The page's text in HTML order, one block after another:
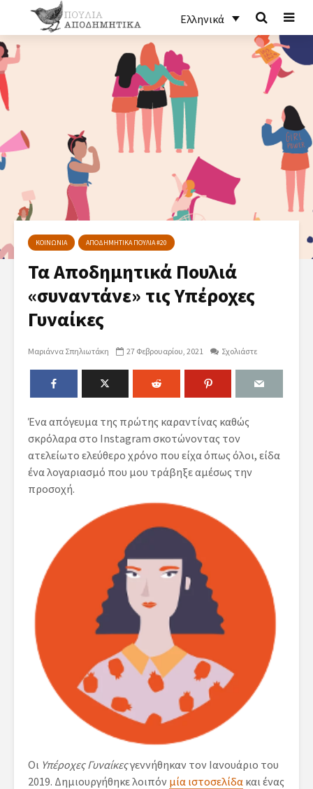
Ελληνικά
ΚΟΙΝΩΝΙΑ ΑΠΟΔΗΜΗΤΙΚΑ ΠΟΥΛΙΑ #20
Τα Αποδημητικά Πουλιά
«συναντάνε» τις Υπέροχες
Γυναίκες
Μαριάννα Σπηλιωτάκη 27 Φεβρουαρίου, 2021 Σχολιάστε
Ένα απόγευμα της πρώτης καραντίνας καθώς
σκρόλαρα στο Instagram σκοτώνοντας τον
ατελείωτο ελεύθερο χρόνο που είχα όπως όλοι, είδα
ένα λογαριασμό που μου τράβηξε αμέσως την
προσοχή.
Οι Υπέροχες Γυναίκεςγεννήθηκαν τον Ιανουάριο του
2019. Δημιουργήθηκε λοιπόν μία ιστοσελίδα και ένας